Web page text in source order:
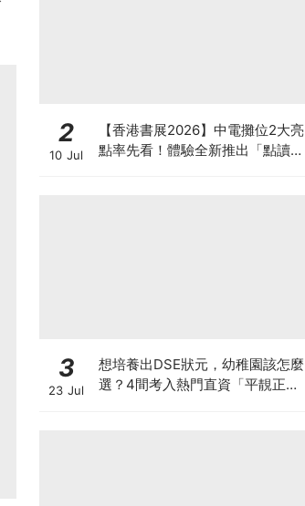
2
10 Jul
【香港書展2026】中電攤位2大亮
點率先看！體驗全新推出「點讀故
3
23 Jul
想培養出DSE狀元，幼稚園該怎麼
選？4間考入熱門直資「平靚正」